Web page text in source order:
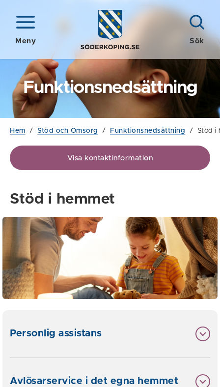
Meny Sök
Funktionsnedsättning
Hem / Stöd och Omsorg / Funktionsnedsättning / Stöd i
Visa kontaktinformation
Stöd i hemmet
Personlig assistans
Avlösarservice i det egna hemmet